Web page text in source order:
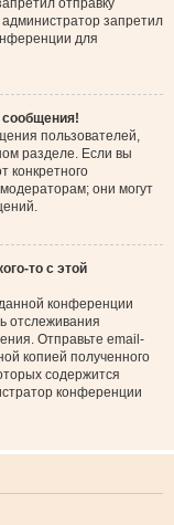
отправку
запретил
для
пользователей,
разделе. Если вы
конкретного
они могут
то с этой
конференции
отслеживания
Отправьте email-
копией полученного
содержится
конференции